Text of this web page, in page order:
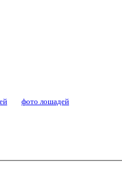
фото лошадей